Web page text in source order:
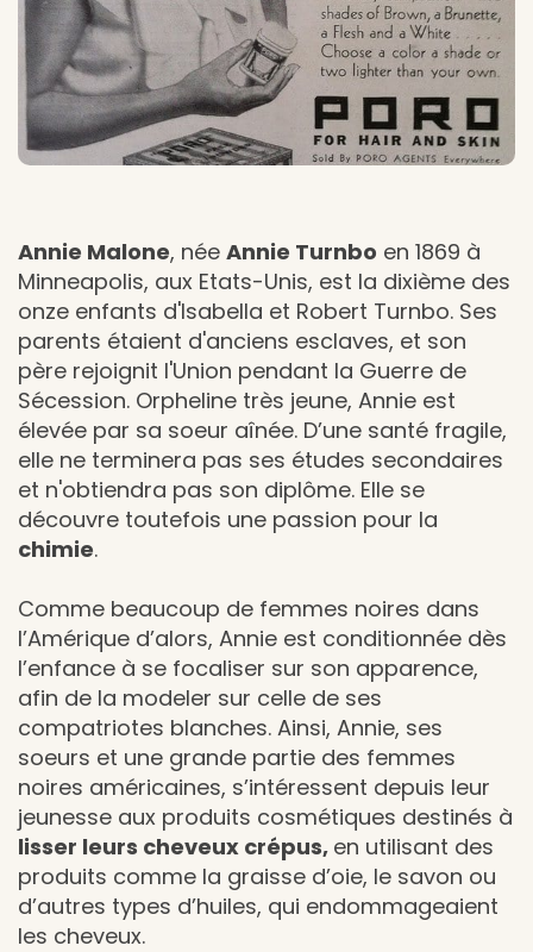
Annie Malone, née Annie Turnbo en 1869 à
Minneapolis, aux Etats-Unis, est la dixième des
onze enfants d'Isabella et Robert Turnbo. Ses
parents étaient d'anciens esclaves, et son
père rejoignit l'Union pendant la Guerre de
Sécession. Orpheline très jeune, Annie est
élevée par sa soeur aînée. D’une santé fragile,
elle ne terminera pas ses études secondaires
et n'obtiendra pas son diplôme. Elle se
découvre toutefois une passion pour la
chimie.
Comme beaucoup de femmes noires dans
l’Amérique d’alors, Annie est conditionnée dès
l’enfance à se focaliser sur son apparence,
afin de la modeler sur celle de ses
compatriotes blanches. Ainsi, Annie, ses
soeurs et une grande partie des femmes
noires américaines, s’intéressent depuis leur
jeunesse aux produits cosmétiques destinés à
lisser leurs cheveux crépus, en utilisant des
produits comme la graisse d’oie, le savon ou
d’autres types d’huiles, qui endommageaient
les cheveux.